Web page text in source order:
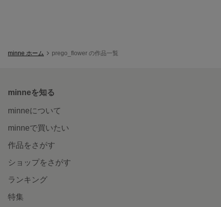
minne ホーム prego_flower の作品一覧
minneを知る
minneについて
minneで買いたい
作品をさがす
ショップをさがす
ランキング
特集